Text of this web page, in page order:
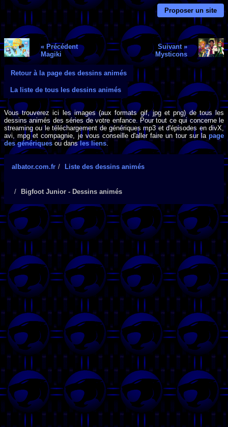
Proposer un site
« Précédent
Magiki
Suivant »
Mysticons
Retour à la page des dessins animés
La liste de tous les dessins animés
Vous trouverez ici les images (aux formats gif, jpg et png) de tous les
dessins animés des séries de votre enfance. Pour tout ce qui concerne le
streaming ou le téléchargement de génériques mp3 et d'épisodes en divX,
avi, mpg et compagnie, je vous conseille d'aller faire un tour sur la page
des génériques ou dansles liens.
albator.com.fr Liste des dessins animés
Bigfoot Junior - Dessins animés